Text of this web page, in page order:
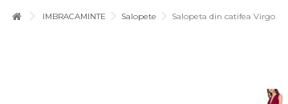
IMBRACAMINTE Salopete Salopeta din catifea Virgo